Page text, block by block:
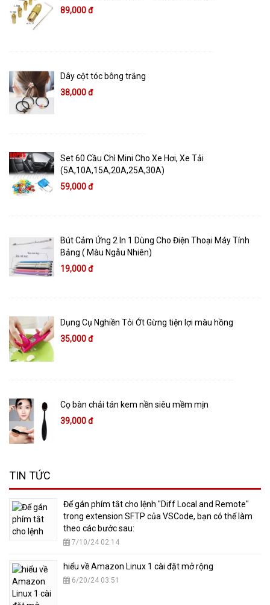
89,000 đ
Dây cột tóc bông trắng
38,000 đ
Set 60 Cầu Chì Mini Cho Xe Hơi, Xe Tải
(5A,10A,15A,20A,25A,30A)
59,000 đ
Bút Cảm Ứng 2 In 1 Dùng Cho Điện Thoại Máy Tính
Bảng ( Màu Ngẫu Nhiên)
19,000 đ
Dụng Cụ Nghiền Tỏi Ớt Gừng tiện lợi màu hồng
35,000 đ
Cọ bàn chải tán kem nền siêu mềm mịn
39,000 đ
TIN TỨC
​Để gán phím tắt cho lệnh "Diff Local and Remote"
trong extension SFTP của VSCode, bạn có thể làm
theo các bước sau:
7/10/24 02:14
hiểu về Amazon Linux 1 cài đặt mở rộng
6/20/24 03:51